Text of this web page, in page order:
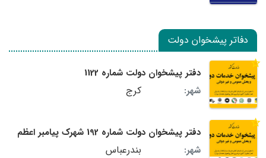
دفاتر پیشخوان دولت
دفتر پیشخوان دولت شماره 1122
شهر:
کرج
دفتر پیشخوان دولت شماره 192 شهرک پیامبر اعظم
شهر:
بندرعباس